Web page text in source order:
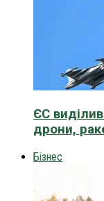
ЄС
дрони,
Бізнес